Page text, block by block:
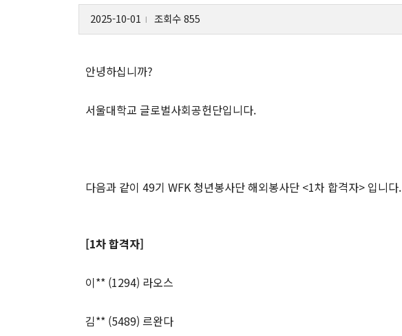
2025-10-01 조회수 855
안녕하십니까?
서울대학교 글로벌사회공헌단입니다.
다음과 같이 49기 WFK 청년봉사단 해외봉사단 <1차 합격자> 입니다.
[1차 합격자]
이** (1294) 라오스
김** (5489) 르완다